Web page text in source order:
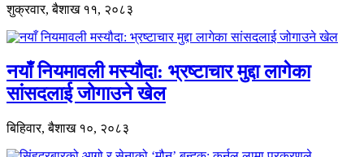
शुक्रवार, बैशाख ११, २०८३
नयाँ नियमावली मस्यौदा: भ्रष्टाचार मुद्दा लागेका
सांसदलाई जोगाउने खेल
बिहिवार, बैशाख १०, २०८३